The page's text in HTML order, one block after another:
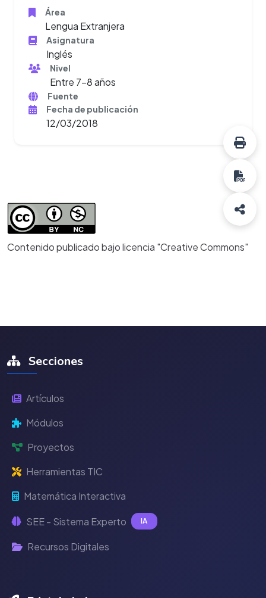
Área
Lengua Extranjera
Asignatura
Inglés
Nivel
Entre 7-8 años
Fuente
Fecha de publicación
12/03/2018
Contenido publicado bajo licencia "Creative Commons"
Secciones
Artículos
Módulos
Proyectos
Herramientas TIC
Matemática Interactiva
SEE - Sistema Experto IA
Recursos Digitales